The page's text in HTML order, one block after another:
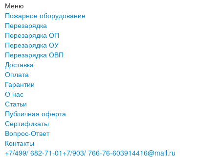
Меню
Пожарное оборудование
Перезарядка
Перезарядка ОП
Перезарядка ОУ
Перезарядка ОВП
Доставка
Оплата
Гарантии
О нас
Статьи
Публичная оферта
Сертификаты
Вопрос-Ответ
Контакты
+7/499/ 682-71-01 +7/903/ 766-76-603914416@mail.ru